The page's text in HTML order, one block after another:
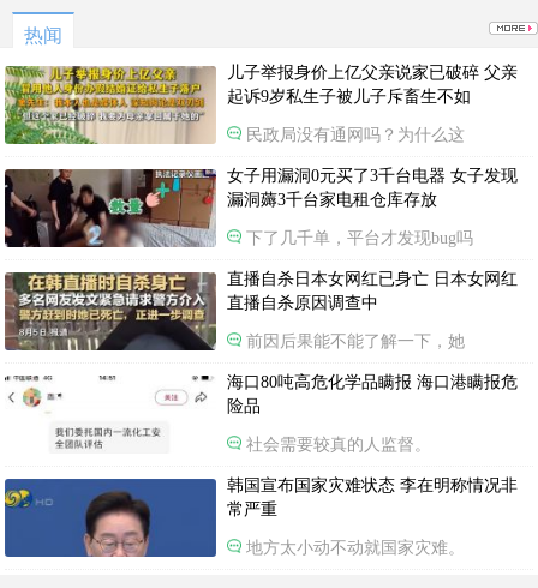
热闻
儿子举报身价上亿父亲说家已破碎 父亲
起诉9岁私生子被儿子斥畜生不如
民政局没有通网吗？为什么这
女子用漏洞0元买了3千台电器 女子发现
漏洞薅3千台家电租仓库存放
下了几千单，平台才发现bug吗
直播自杀日本女网红已身亡 日本女网红
直播自杀原因调查中
前因后果能不能了解一下，她
海口80吨高危化学品瞒报 海口港瞒报危
险品
社会需要较真的人监督。
韩国宣布国家灾难状态 李在明称情况非
常严重
地方太小动不动就国家灾难。